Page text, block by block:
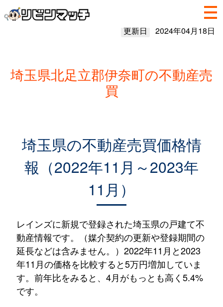
更新日 2024年04月18日
埼玉県北足立郡伊奈町の不動産売
買
埼玉県の不動産売買価格情
報（2022年11月～2023年
11月）
レインズに新規で登録された埼玉県の戸建て不
動産情報です。（媒介契約の更新や登録期間の
延長などは含みません。）2022年11月と2023
年11月の価格を比較すると5万円増加していま
す。前年比をみると、4月がもっとも高く5.4%
です。